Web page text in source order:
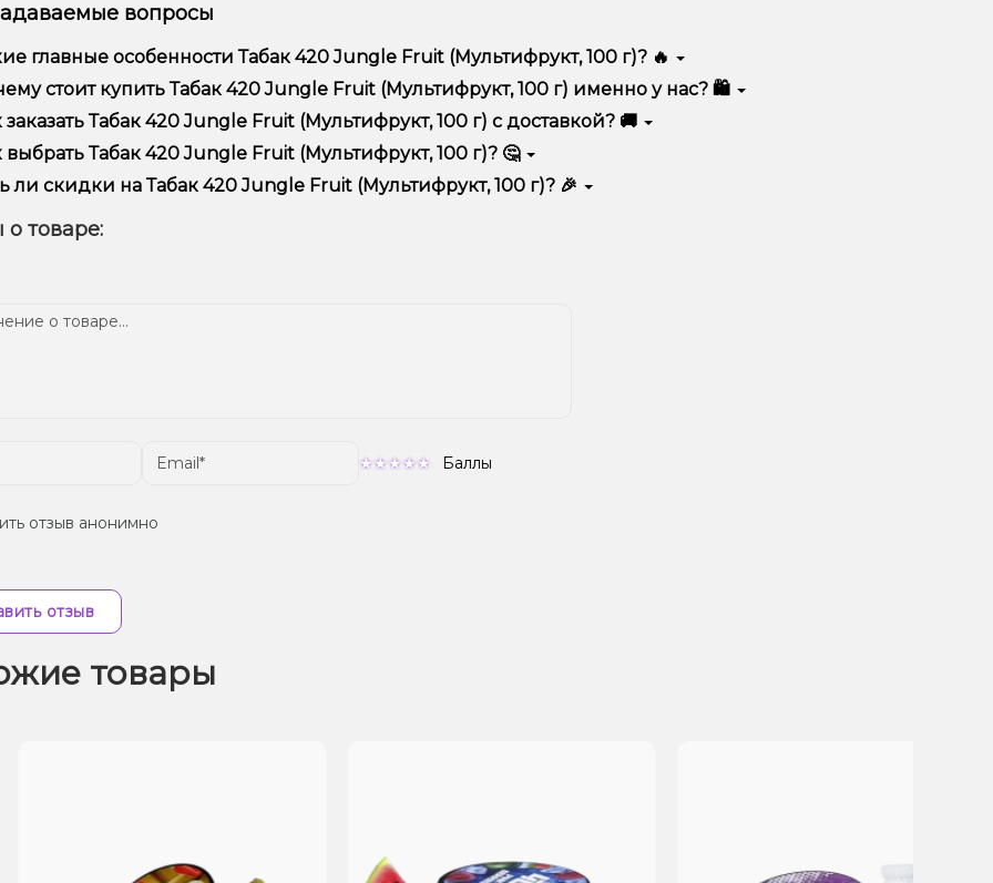
вопросы
главные особенности Табак 420 Jungle Fruit (Мультифрукт, 100 г)? 🔥
420 Jungle Fruit (Мультифрукт, 100 г) отличается высоким качеством, удобством использования и
стоит купить Табак 420 Jungle Fruit (Мультифрукт, 100 г) именно у нас? 🛍️
только оригинальную продукцию, широкий ассортимент, выгодные цены и быструю доставку.
того, у нас регулярные акции и скидки для клиентов!
заказать Табак 420 Jungle Fruit (Мультифрукт, 100 г) с доставкой? 🚚
заказ можно в несколько кликов:
Добавьте Табак 420 Jungle Fruit (Мультифрукт, 100 г) в корзину.
Выберите удобный способ оплаты и доставки.
выбрать Табак 420 Jungle Fruit (Мультифрукт, 100 г)? 🤔
зависит от ваших предпочтений – например, если это кальян, учитывайте размер, материал и тип чаши, если
– мощность и вкус. Наши менеджеры помогут подобрать идеальный вариант.
ли скидки на Табак 420 Jungle Fruit (Мультифрукт, 100 г)? 🎉
телеграмм-канале, чтобы не упустить выгодные предложения!
товаре:
Баллы
отзыв анонимно
отзыв
товары